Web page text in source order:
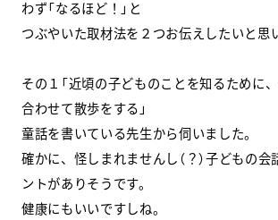
ニュース
資料請求／お問い合
オンライン課題提出
わず「なるほど！」と
つぶやいた取材法を２つお伝えしたいと思
その１「近頃の子どものことを知るために
合わせて散歩をする」
童話を書いている先生から伺いました。
確かに、怪しまれませんし（？）子どもの
ントがありそうです。
健康にもいいですしね。